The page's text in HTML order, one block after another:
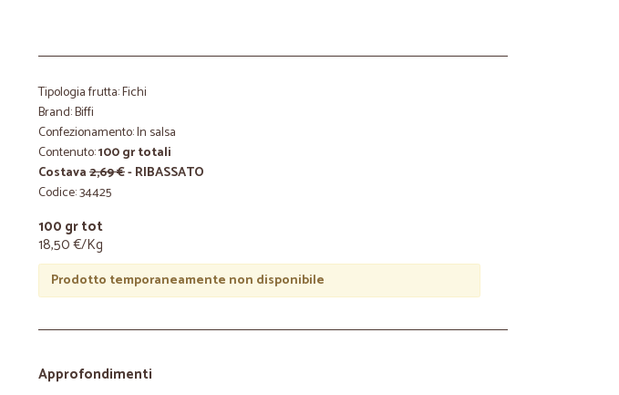
Tipologia frutta: Fichi
Brand: Biffi
Confezionamento: In salsa
Contenuto:100 gr totali
Costava2,69 €- RIBASSATO
Codice: 34425
100 gr tot
18,50 €/Kg
Prodotto temporaneamente non disponibile
Approfondimenti